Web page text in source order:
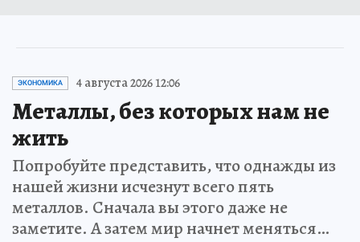
ЭКОНОМИКА 4 августа 2026 12:06
Металлы, без которых нам не
жить
Попробуйте представить, что однажды из
нашей жизни исчезнут всего пять
металлов. Сначала вы этого даже не
заметите. А затем мир начнет меняться…